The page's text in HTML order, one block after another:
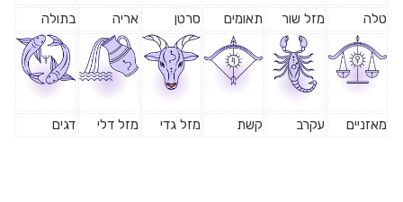
טלה מזל שור תאומים סרטן אריה בתולה
מאזניים עקרב קשת מזל גדי מזל דלי דגים